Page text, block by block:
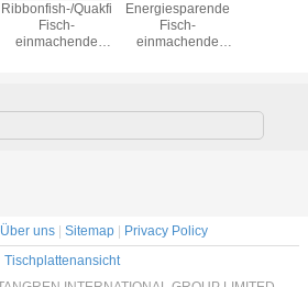
Ribbonfish-/Quakfisch-
Fisch-
einmachende
Energiesparende
Fisch-
einmachende
Über uns Sitemap
Privacy Policy
Tischplattenansicht